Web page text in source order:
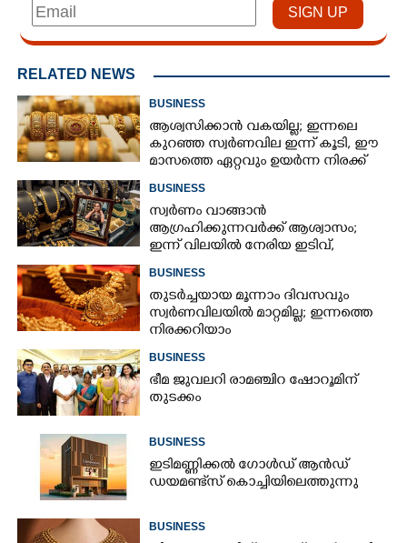
RELATED NEWS
BUSINESS
ആശ്വസിക്കാൻ വകയില്ല; ഇന്നലെ
കുറഞ്ഞ സ്വർണവില ഇന്ന് കൂടി, ഈ
മാസത്തെ ഏറ്റവും ഉയർന്ന നിരക്ക്
BUSINESS
സ്വർണം വാങ്ങാൻ
ആഗ്രഹിക്കുന്നവർക്ക് ആശ്വാസം;
ഇന്ന് വിലയിൽ നേരിയ ഇടിവ്,
BUSINESS
തുടർച്ചയായ മൂന്നാം ദിവസവും
സ്വർണവിലയിൽ മാറ്റമില്ല; ഇന്നത്തെ
നിരക്കറിയാം
BUSINESS
ഭീമ ജുവലറി രാമഞ്ചിറ ഷോറൂമിന്
തുടക്കം
BUSINESS
ഇടിമണ്ണിക്കൽ ഗോൾഡ് ആൻഡ്
ഡയമണ്ട്സ് കൊച്ചിയിലെത്തുന്നു
BUSINESS